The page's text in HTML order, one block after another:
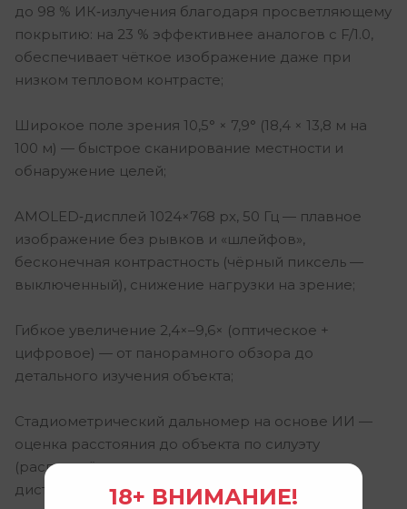
до 98 % ИК‑излучения благодаря просветляющему
покрытию: на 23 % эффективнее аналогов с F/1.0,
обеспечивает чёткое изображение даже при
низком тепловом контрасте;
Широкое поле зрения 10,5° × 7,9° (18,4 × 13,8 м на
100 м) — быстрое сканирование местности и
обнаружение целей;
AMOLED‑дисплей 1024×768 px, 50 Гц — плавное
изображение без рывков и «шлейфов»,
бесконечная контрастность (чёрный пиксель —
выключенный), снижение нагрузки на зрение;
Гибкое увеличение 2,4×–9,6× (оптическое +
цифровое) — от панорамного обзора до
детального изучения объекта;
Стадиометрический дальномер на основе ИИ —
оценка расстояния до объекта по силуэту
(распознаёт типы животных и вычисляет
дистанцию на основе эталонных размеров);
18+ ВНИМАНИЕ!